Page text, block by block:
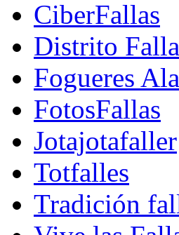
CiberFallas
Distrito
Fogueres
FotosFallas
Jotajotafaller
Totfalles
Tradición